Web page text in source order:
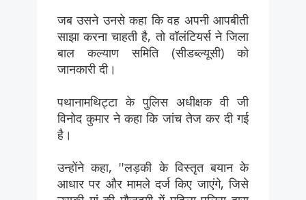
जब उसने उनसे कहा कि वह अपनी आपबीती
साझा करना चाहती है, तो वॉलंटियर्स ने जिला
बाल कल्याण समिति (सीडब्ल्यूसी) को
जानकारी दी।
पथानामथिट्टा के पुलिस अधीक्षक वी जी
विनोद कुमार ने कहा कि जांच तेज कर दी गई
है।
उन्होंने कहा, ''लड़की के विस्तृत बयान के
आधार पर और मामले दर्ज किए जाएंगे, जिसे